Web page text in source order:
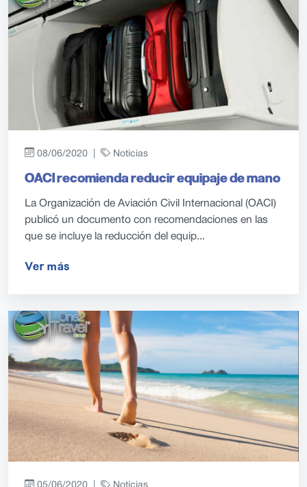
08/06/2020 | Noticias
OACI recomienda reducir equipaje de mano
La Organización de Aviación Civil Internacional (OACI)
publicó un documento con recomendaciones en las
que se incluye la reducción del equip...
Ver más